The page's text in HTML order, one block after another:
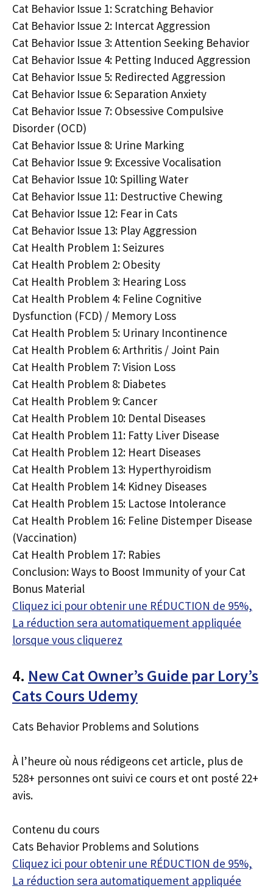
Cat Behavior Issue 1: Scratching Behavior
Cat Behavior Issue 2: Intercat Aggression
Cat Behavior Issue 3: Attention Seeking Behavior
Cat Behavior Issue 4: Petting Induced Aggression
Cat Behavior Issue 5: Redirected Aggression
Cat Behavior Issue 6: Separation Anxiety
Cat Behavior Issue 7: Obsessive Compulsive
Disorder (OCD)
Cat Behavior Issue 8: Urine Marking
Cat Behavior Issue 9: Excessive Vocalisation
Cat Behavior Issue 10: Spilling Water
Cat Behavior Issue 11: Destructive Chewing
Cat Behavior Issue 12: Fear in Cats
Cat Behavior Issue 13: Play Aggression
Cat Health Problem 1: Seizures
Cat Health Problem 2: Obesity
Cat Health Problem 3: Hearing Loss
Cat Health Problem 4: Feline Cognitive
Dysfunction (FCD) / Memory Loss
Cat Health Problem 5: Urinary Incontinence
Cat Health Problem 6: Arthritis / Joint Pain
Cat Health Problem 7: Vision Loss
Cat Health Problem 8: Diabetes
Cat Health Problem 9: Cancer
Cat Health Problem 10: Dental Diseases
Cat Health Problem 11: Fatty Liver Disease
Cat Health Problem 12: Heart Diseases
Cat Health Problem 13: Hyperthyroidism
Cat Health Problem 14: Kidney Diseases
Cat Health Problem 15: Lactose Intolerance
Cat Health Problem 16: Feline Distemper Disease
(Vaccination)
Cat Health Problem 17: Rabies
Conclusion: Ways to Boost Immunity of your Cat
Bonus Material
Cliquez ici pour obtenir une RÉDUCTION de 95%,
La réduction sera automatiquement appliquée
lorsque vous cliquerez
4. New Cat Owner’s Guide par Lory’s
Cats Cours Udemy
Cats Behavior Problems and Solutions
À l’heure où nous rédigeons cet article, plus de
528+ personnes ont suivi ce cours et ont posté 22+
avis.
Contenu du cours
Cats Behavior Problems and Solutions
Cliquez ici pour obtenir une RÉDUCTION de 95%,
La réduction sera automatiquement appliquée